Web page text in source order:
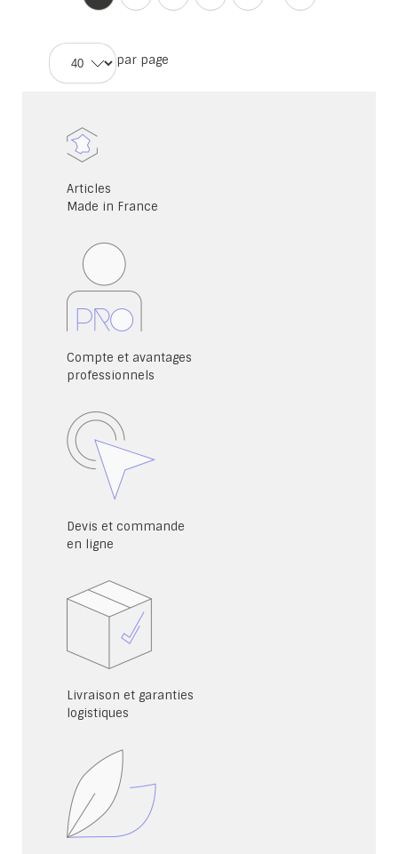
lisez
la
pagepar page
Articles
Made in France
Compte et avantages
professionnels
Devis et commande
en ligne
Livraison et garanties
logistiques